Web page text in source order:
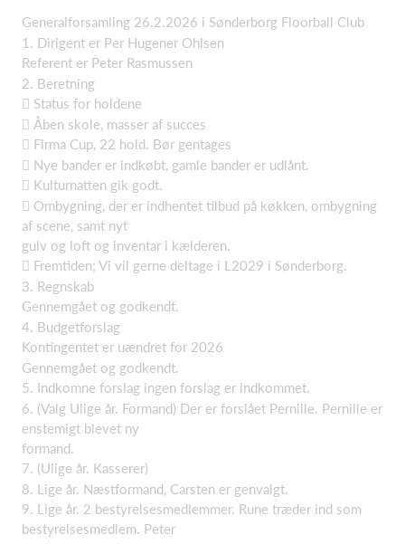
Generalforsamling 26.2.2026 i Sønderborg Floorball Club
1. Dirigent er Per Hugener Ohlsen
Referent er Peter Rasmussen
2. Beretning
 Status for holdene
 Åben skole, masser af succes
 Firma Cup, 22 hold. Bør gentages
 Nye bander er indkøbt, gamle bander er udlånt.
 Kulturnatten gik godt.
 Ombygning, der er indhentet tilbud på køkken, ombygning
af scene, samt nyt
gulv og loft og inventar i kælderen.
 Fremtiden; Vi vil gerne deltage i L2029 i Sønderborg.
3. Regnskab
Gennemgået og godkendt.
4. Budgetforslag
Kontingentet er uændret for 2026
Gennemgået og godkendt.
5. Indkomne forslag ingen forslag er indkommet.
6. (Valg Ulige år. Formand) Der er forslået Pernille. Pernille er
enstemigt blevet ny
formand.
7. (Ulige år. Kasserer)
8. Lige år. Næstformand, Carsten er genvalgt.
9. Lige år. 2 bestyrelsesmedlemmer. Rune træder ind som
bestyrelsesmedlem. Peter